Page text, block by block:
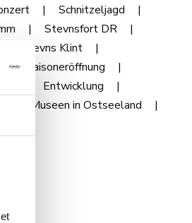
Schnitzeljagd
Stevnsfort DR
Stevns Klint
Saisoneröffnung
Entwicklung
Museen in Ostseeland